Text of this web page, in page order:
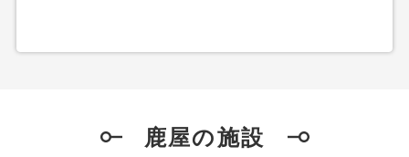
鹿屋の施設